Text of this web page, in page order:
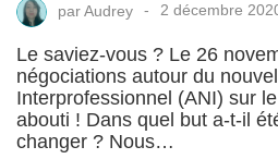
parAudrey 2 décembre
Le saviez-vous ? Le 26
négociations autour du
Interprofessionnel (ANI) sur
abouti ! Dans quel but a-t-il
changer ? Nous…